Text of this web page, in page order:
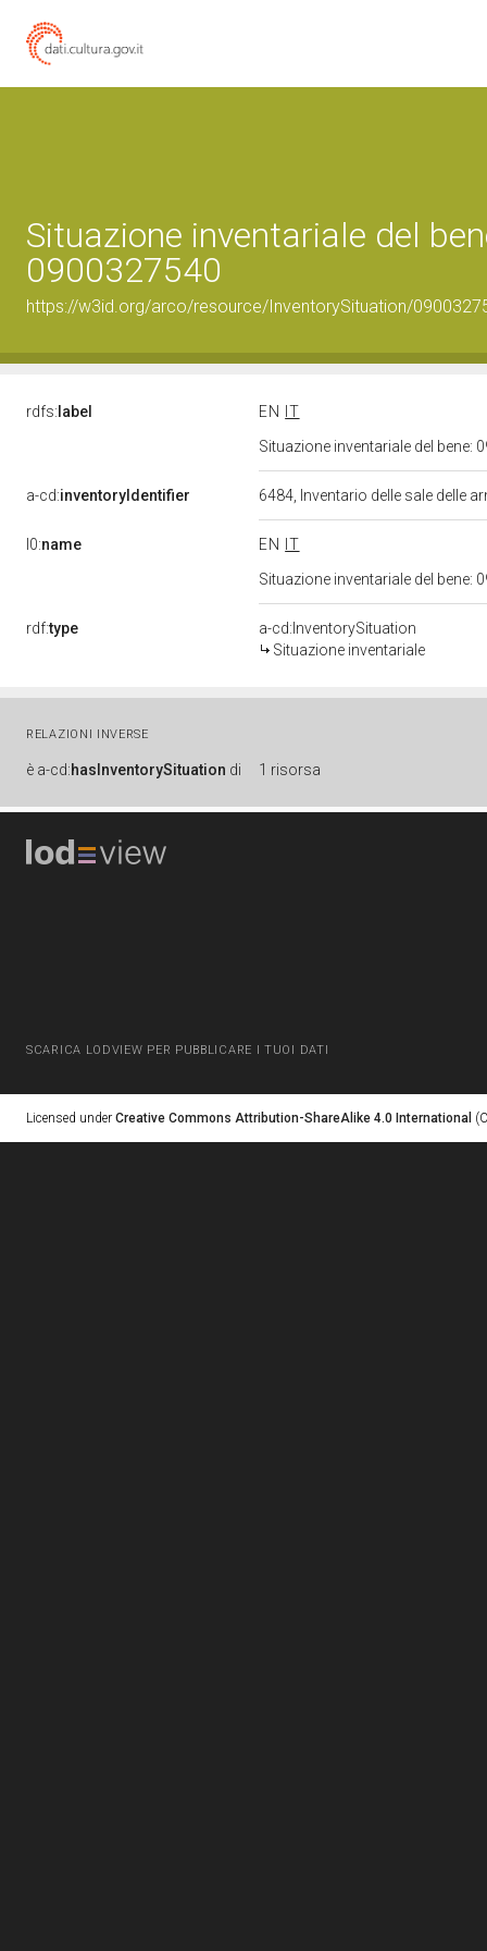
Situazione inventariale del
0900327540
https://w3id.org/arco/resource/InventorySituation/
rdfs: label EN
IT
Situazione inventariale del bene:
a-cd:inventoryIdentifier 6484, Inventario delle sale delle
l0:name EN
IT
Situazione inventariale del bene:
rdf:type
a-cd:InventorySituation
Situazione inventariale
RELAZIONI INVERSE
è a-cd:hasInventorySituation di 1 risorsa
SCARICA LODVIEW PER PUBBLICARE I TUOI DATI
Licensed under Creative Commons Attribution-ShareAlike 4.0 International